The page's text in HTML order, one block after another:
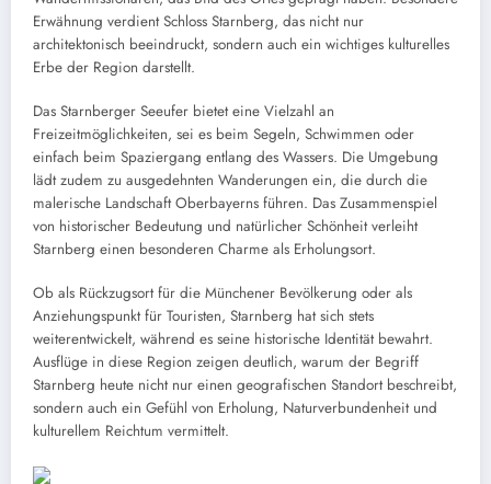
Erwähnung verdient Schloss Starnberg, das nicht nur
architektonisch beeindruckt, sondern auch ein wichtiges kulturelles
Erbe der Region darstellt.
Das Starnberger Seeufer bietet eine Vielzahl an
Freizeitmöglichkeiten, sei es beim Segeln, Schwimmen oder
einfach beim Spaziergang entlang des Wassers. Die Umgebung
lädt zudem zu ausgedehnten Wanderungen ein, die durch die
malerische Landschaft Oberbayerns führen. Das Zusammenspiel
von historischer Bedeutung und natürlicher Schönheit verleiht
Starnberg einen besonderen Charme als Erholungsort.
Ob als Rückzugsort für die Münchener Bevölkerung oder als
Anziehungspunkt für Touristen, Starnberg hat sich stets
weiterentwickelt, während es seine historische Identität bewahrt.
Ausflüge in diese Region zeigen deutlich, warum der Begriff
Starnberg heute nicht nur einen geografischen Standort beschreibt,
sondern auch ein Gefühl von Erholung, Naturverbundenheit und
kulturellem Reichtum vermittelt.